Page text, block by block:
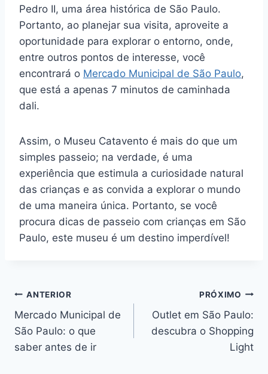
Pedro II, uma área histórica de São Paulo.
Portanto, ao planejar sua visita, aproveite a
oportunidade para explorar o entorno, onde,
entre outros pontos de interesse, você
encontrará o Mercado Municipal de São Paulo,
que está a apenas 7 minutos de caminhada
dali.
Assim, o Museu Catavento é mais do que um
simples passeio; na verdade, é uma
experiência que estimula a curiosidade natural
das crianças e as convida a explorar o mundo
de uma maneira única. Portanto, se você
procura dicas de passeio com crianças em São
Paulo, este museu é um destino imperdível!
Navegação
de
Post
ANTERIOR
Mercado Municipal de
São Paulo: o que
saber antes de ir
PRÓXIMO
Outlet em São Paulo:
descubra o Shopping
Light